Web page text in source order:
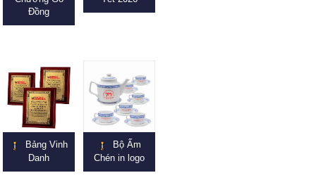
Đồng
Bảng Vinh
Danh
Bộ Ấm
Chén in logo